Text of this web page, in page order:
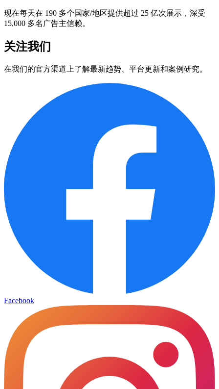
现在每天在 190 多个国家/地区提供超过 25 亿次展示，深受
15,000 多名广告主信赖。
关注我们
在我们的官方渠道上了解最新趋势、平台更新和案例研究。
Facebook